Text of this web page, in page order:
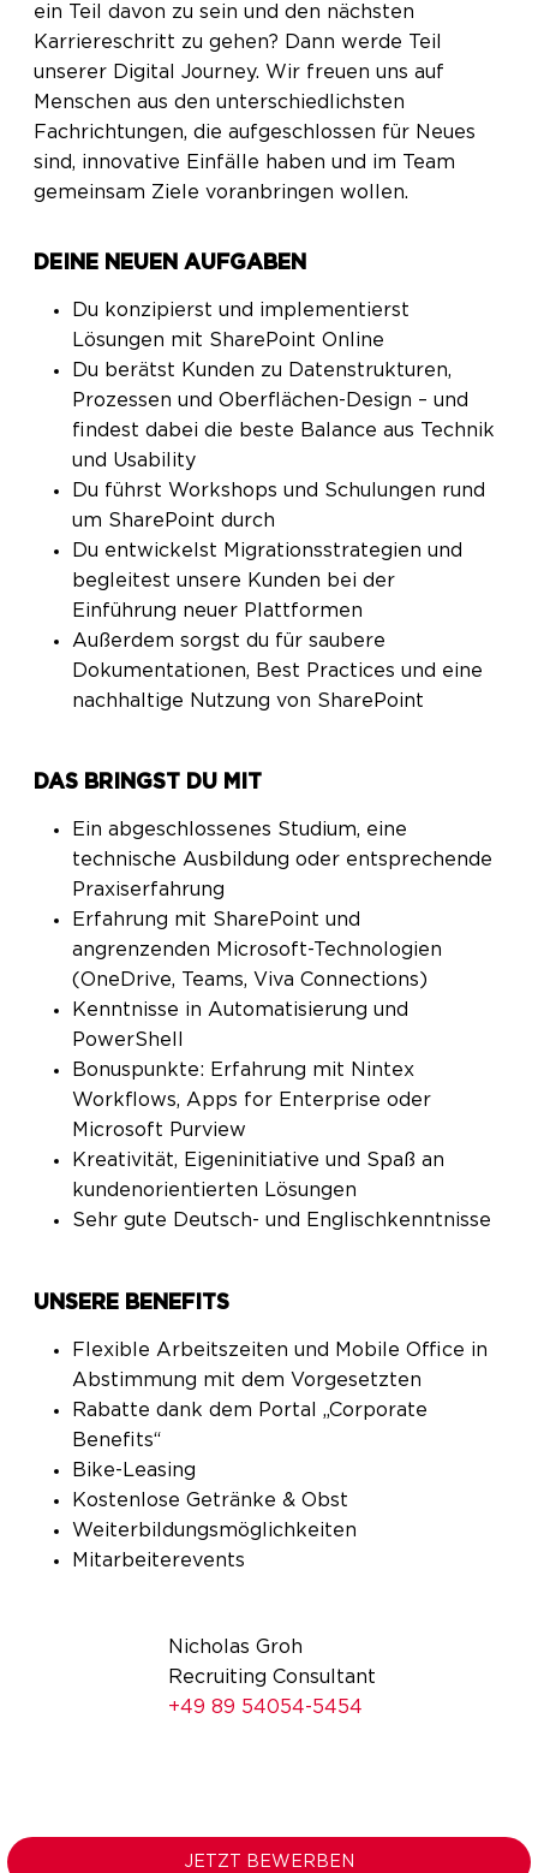
ein Teil davon zu sein und den nächsten
Karriereschritt zu gehen? Dann werde Teil
unserer Digital Journey. Wir freuen uns auf
Menschen aus den unterschiedlichsten
Fachrichtungen, die aufgeschlossen für Neues
sind, innovative Einfälle haben und im Team
gemeinsam Ziele voranbringen wollen.
DEINE NEUEN AUFGABEN
Du konzipierst und implementierst
Lösungen mit SharePoint Online
Du berätst Kunden zu Datenstrukturen,
Prozessen und Oberflächen-Design – und
findest dabei die beste Balance aus Technik
und Usability
Du führst Workshops und Schulungen rund
um SharePoint durch
Du entwickelst Migrationsstrategien und
begleitest unsere Kunden bei der
Einführung neuer Plattformen
Außerdem sorgst du für saubere
Dokumentationen, Best Practices und eine
nachhaltige Nutzung von SharePoint
DAS BRINGST DU MIT
Ein abgeschlossenes Studium, eine
technische Ausbildung oder entsprechende
Praxiserfahrung
Erfahrung mit SharePoint und
angrenzenden Microsoft-Technologien
(OneDrive, Teams, Viva Connections)
Kenntnisse in Automatisierung und
PowerShell
Bonuspunkte: Erfahrung mit Nintex
Workflows, Apps for Enterprise oder
Microsoft Purview
Kreativität, Eigeninitiative und Spaß an
kundenorientierten Lösungen
Sehr gute Deutsch- und Englischkenntnisse
UNSERE BENEFITS
Flexible Arbeitszeiten und Mobile Office in
Abstimmung mit dem Vorgesetzten
Rabatte dank dem Portal „Corporate
Benefits“
Bike-Leasing
Kostenlose Getränke & Obst
Weiterbildungsmöglichkeiten
Mitarbeiterevents
Nicholas Groh
Recruiting Consultant
+49 89 54054-5454
JETZT BEWERBEN